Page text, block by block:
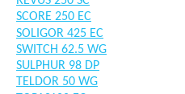
SCORE 250 EC
SOLIGOR 425 EC
SWITCH 62.5 WG
SULPHUR 98 DP
TELDOR 50 WG